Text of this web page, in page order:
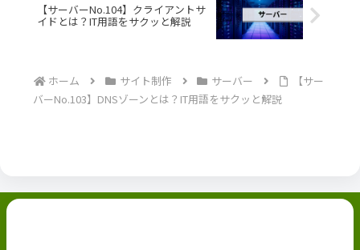
【サーバーNo.104】クライアントサ
イドとは？IT用語をサクッと解説
ホーム サイト制作 サーバー
【サー
バーNo.103】DNSゾーンとは？IT用語をサクッと解説